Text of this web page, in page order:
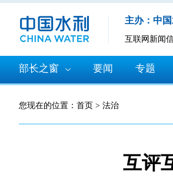
主办：中
互联网新闻
部长之窗 要闻 专题
您现在的位置： 首页 > 法治
互评